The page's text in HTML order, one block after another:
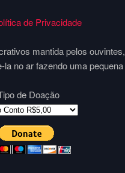
de Privacidade
mantida pelos
la no ar fazendo uma
de Doação